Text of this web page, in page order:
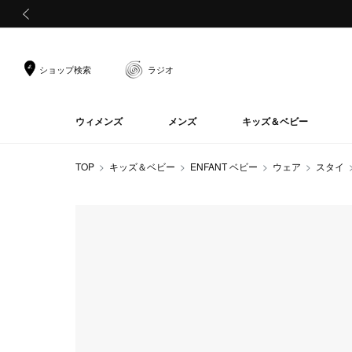
ショップ検索 ラジオ
ウィメンズ メンズ キッズ＆ベビー
TOP キッズ＆ベビー ENFANT ベビー ウェア スタイ